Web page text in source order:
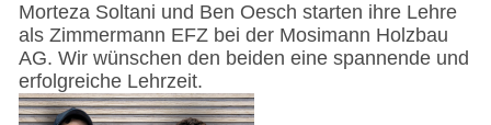
Morteza Soltani und Ben Oesch starten ihre Lehre
als Zimmermann EFZ bei der Mosimann Holzbau
AG. Wir wünschen den beiden eine spannende und
erfolgreiche Lehrzeit.